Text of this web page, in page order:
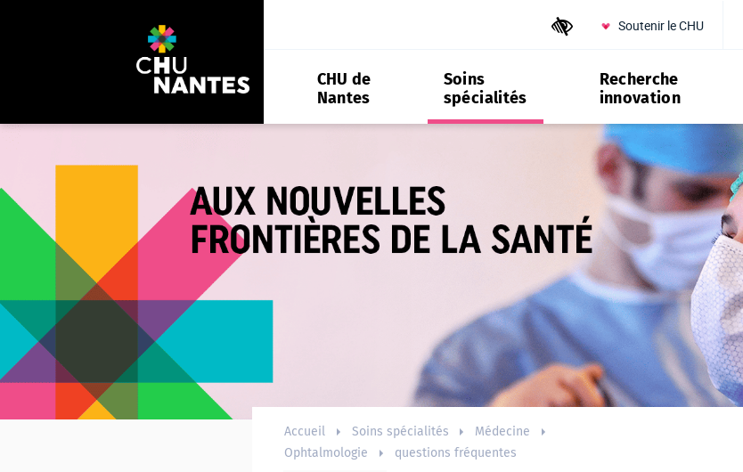
Outils d'accessibilité
Soutenir le CHU
CHU de
Nantes
Soins
spécialités
Recherche
innovation
Accueil Soins spécialités
Médecine
Ophtalmologie
questions fréquentes